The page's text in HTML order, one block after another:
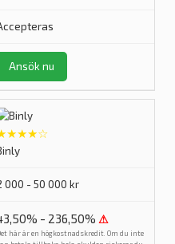
Ansök nu
000 - 50 000 kr
- 236,50% ⚠
här är en högkostnadskredit. Om du inte